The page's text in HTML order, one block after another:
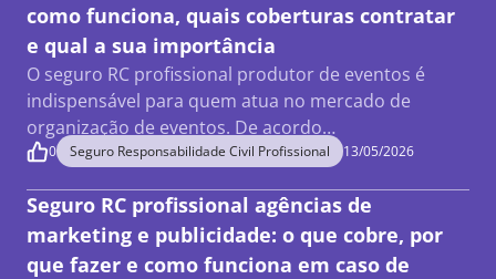
como funciona, quais coberturas contratar
e qual a sua importância
O seguro RC profissional produtor de eventos é
indispensável para quem atua no mercado de
organização de eventos. De acordo…
0 Seguro Responsabilidade Civil Profissional 13/05/2026
Seguro RC profissional agências de
marketing e publicidade: o que cobre, por
que fazer e como funciona em caso de